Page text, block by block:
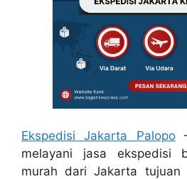
Ekspedisi Jakarta Palopo–
melayani jasa ekspedisi
murah dari Jakarta tujuan